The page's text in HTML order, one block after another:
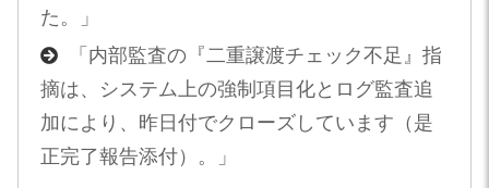
た。」
「内部監査の『二重譲渡チェック不足』指
摘は、システム上の強制項目化とログ監査追
加により、昨日付でクローズしています（是
正完了報告添付）。」